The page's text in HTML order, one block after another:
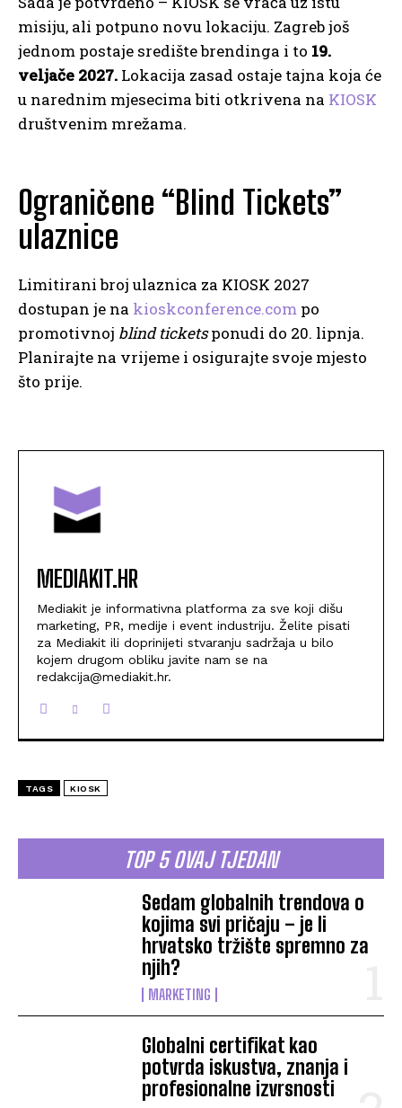
misiju, ali potpuno novu lokaciju. Zagreb još
jednom postaje središte brendinga i to 19.
veljače 2027. Lokacija zasad ostaje tajna koja će
u narednim mjesecima biti otkrivena na KIOSK
društvenim mrežama.
Ograničene “Blind Tickets”
ulaznice
Limitirani broj ulaznica za KIOSK 2027
dostupan je na kioskconference.com po
promotivnoj blind ticketsponudi do 20. lipnja.
Planirajte na vrijeme i osigurajte svoje mjesto
što prije.
MEDIAKIT.HR
Mediakit je informativna platforma za sve koji dišu
marketing, PR, medije i event industriju. Želite pisati
za Mediakit ili doprinijeti stvaranju sadržaja u bilo
kojem drugom obliku javite nam se na
redakcija@mediakit.hr.
TAGS KIOSK
TOP 5 OVAJ TJEDAN
Sedam globalnih trendova o
kojima svi pričaju – je li
hrvatsko tržište spremno za
njih?
MARKETING
Globalni certifikat kao
potvrda iskustva, znanja i
profesionalne izvrsnosti